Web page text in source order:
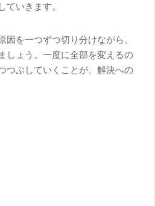
ていきます。
因を一つずつ切り分けながら、
しょう。一度に全部を変えるの
つぶしていくことが、解決への